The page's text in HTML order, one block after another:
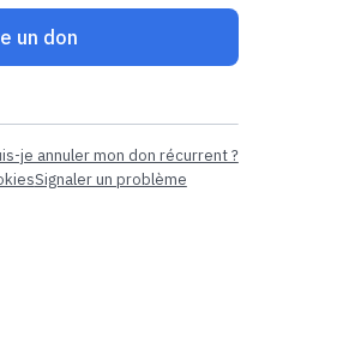
un don
je annuler mon don récurrent ?
Signaler un problème